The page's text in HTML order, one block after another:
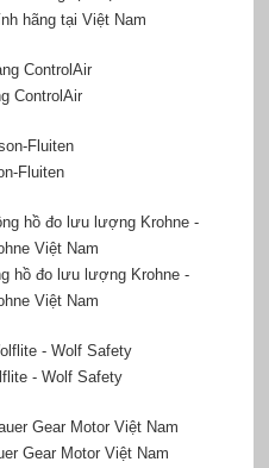
hãng tại Việt Nam
ControlAir
Fluiten
hồ đo lưu lượng Krohne -
Việt Nam
- Wolf Safety
Gear Motor Việt Nam